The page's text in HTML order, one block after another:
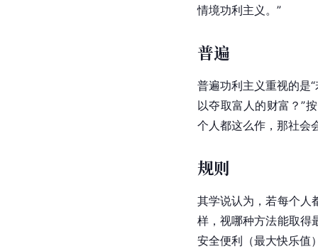
情境功利主义。”
普遍
普遍功利主义重视的是
以夺取富人的财富？”
个人都这么作，那社会
规则
其学说认为，若每个人
样，视哪种方法能取得
安全便利（最大快乐值